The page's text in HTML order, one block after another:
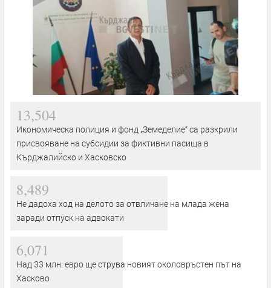
13,504
Икономическа полиция и фонд „Земеделие“ са разкрили
присвояване на субсидии за фиктивни пасища в
Кърджалийско и Хасковско
8,489
Не дадоха ход на делото за отвличане на млада жена
заради отпуск на адвокати
6,071
Над 33 млн. евро ще струва новият околовръстен път на
Хасково